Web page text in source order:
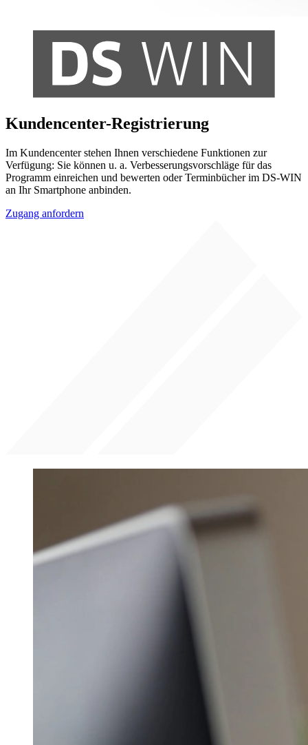
Kundencenter-Registrierung
Im Kundencenter stehen Ihnen verschiedene Funktionen zur
Verfügung: Sie können u. a. Verbesserungsvorschläge für das
Programm einreichen und bewerten oder Terminbücher im DS-WIN
an Ihr Smartphone anbinden.
Zugang anfordern